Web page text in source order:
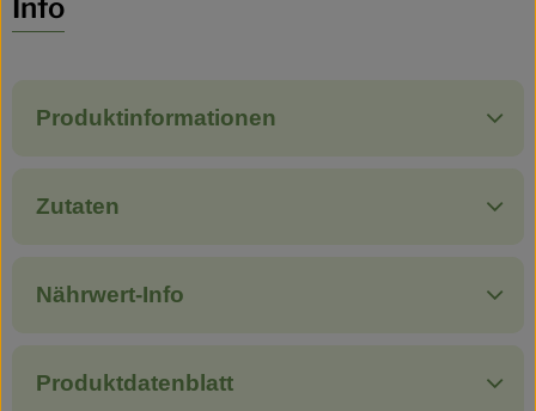
Info
Produktinformationen
Zutaten
Nährwert-Info
Produktdatenblatt